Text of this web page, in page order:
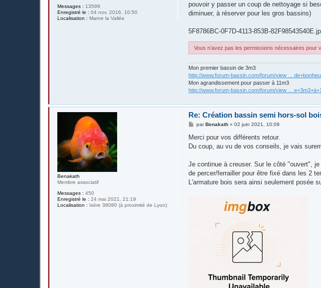
Messages : 13599
Enregistré le : 04 nov. 2016, 10:50
Localisation : Marne la Vallée
pouvoir y passer un coup de nettoyage si
diminuer, à réserver pour les gros bassins)
5F8786BC-0F7D-4113-853B-
Vous n’avez pas les permissions nécessaires pour
Mon premier bassin de 3m3
http://www.forum-bassin.com/forum/view ...
Mon agrandissement pour passer à 11m3
http://www.forum-bassin.com/forum/view ...
Benakath
Membre associatif
Messages : 450
Enregistré le : 24 mai 2021, 21:19
Localisation : Isère 38080 (à proximité de Lyon)
Re: Création bassin semi hors-sol
M
s
a
parBenakath »02 juin 2021, 10:09
Merci pour vos différents retour.
Du coup, au vu de vos conseils, je vais
Je continue à creuser. Sur le côté "ouvert",
de percer/ferrailler pour être fixé dans les 2
L'armature bois sera ainsi seulement posée